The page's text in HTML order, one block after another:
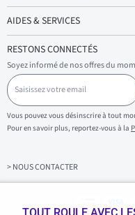
AIDES & SERVICES
RESTONS CONNECTÉS
Soyez informé de nos offres du
S
a
i
s
i
s
z
v
Vous pouvez vous désinscrire à tout
Pour en savoir plus, reportez-vous à la
> NOUS CONTACTER